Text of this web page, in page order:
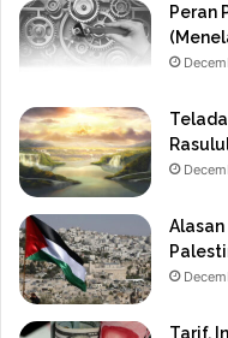
Peran
Tarif,